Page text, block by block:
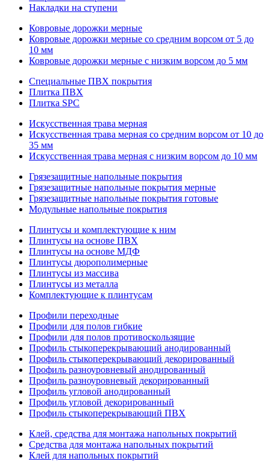
Накладки на ступени
Ковровые дорожки мерные
Ковровые дорожки мерные со средним ворсом от 5 до
10 мм
Ковровые дорожки мерные с низким ворсом до 5 мм
Специальные ПВХ покрытия
Плитка ПВХ
Плитка SPC
Искуccтвенная трава мерная
Искусственная трава мерная со средним ворсом от 10 до
35 мм
Искусственная трава мерная с низким ворсом до 10 мм
Грязезащитные напольные покрытия
Грязезащитные напольные покрытия мерные
Грязезащитные напольные покрытия готовые
Модульные напольные покрытия
Плинтусы и комплектующие к ним
Плинтусы на основе ПВХ
Плинтусы на основе МДФ
Плинтусы дюрополимерные
Плинтусы из массива
Плинтусы из металла
Комплектующие к плинтусам
Профили переходные
Профили для полов гибкие
Профили для полов противоскользящие
Профиль стыкоперекрывающий анодированный
Профиль стыкоперекрывающий декорированный
Профиль разноуровневый анодированный
Профиль разноуровневый декорированный
Профиль угловой анодированный
Профиль угловой декорированный
Профиль стыкоперекрывающий ПВХ
Клей, средства для монтажа напольных покрытий
Средства для монтажа напольных покрытий
Клей для напольных покрытий